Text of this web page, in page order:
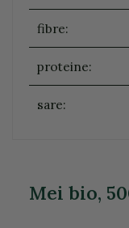
fibre:
proteine:
sare:
Mei bio,